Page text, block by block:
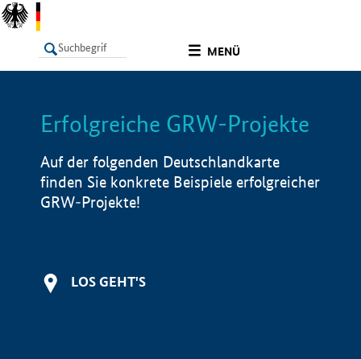
MENÜ
LISTE Info
Erfolgreiche GRW-Projekte
Auf der folgenden Deutschlandkarte
finden Sie konkrete Beispiele erfolgreicher
GRW-Projekte!
LOS GEHT'S